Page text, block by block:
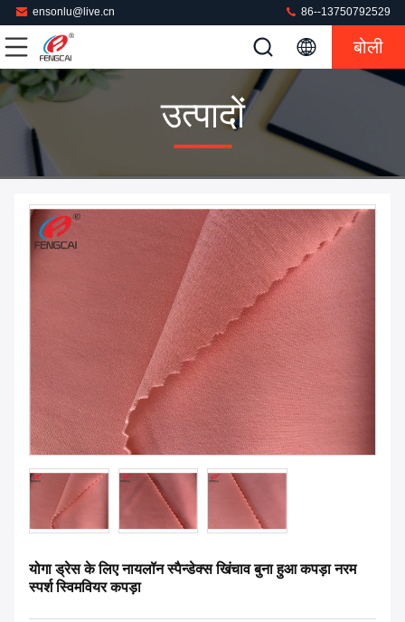
ensonlu@live.cn 86--13750792529
बोली
उत्पादों
योगा ड्रेस के लिए नायलॉन स्पैन्डेक्स खिंचाव बुना हुआ कपड़ा नरम
स्पर्श स्विमवियर कपड़ा